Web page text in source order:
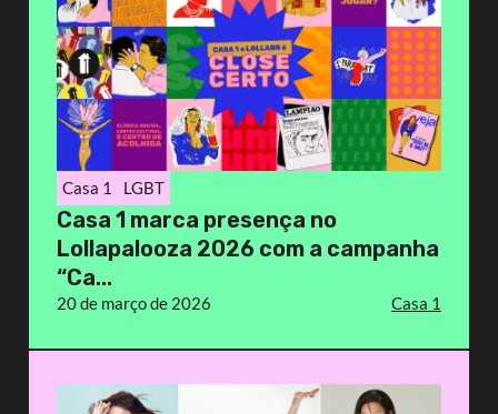
Casa 1 LGBT
Casa 1 marca presença no
Lollapalooza 2026 com a campanha
“Ca...
20 de março de 2026 Casa 1